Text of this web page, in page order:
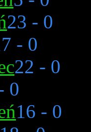
23 - 0
- 0
22 - 0
0
16 - 0